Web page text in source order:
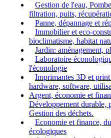
Gestion de l'eau,
filtration, puits,
Panne, dépannage et
Immobilier et eco-
bioclimatisme, habitat
Jardin: aménagement,
Laboratoire
l'éconologie
Imprimantes 3D et
hardware, software,
Argent, économie et
Développement durable,
Gestion des déchets.
Economie et finance,
écologiques